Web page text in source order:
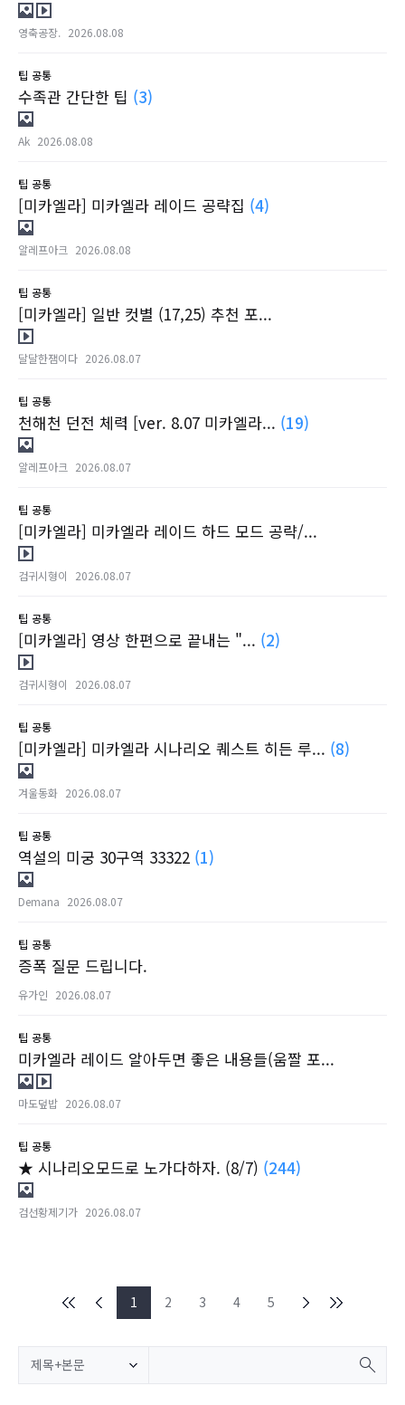
영축공장. 2026.08.08
팁 공통
수족관 간단한 팁 (3)
Ak 2026.08.08
팁 공통
[미카엘라] 미카엘라 레이드 공략집 (4)
알레프아크 2026.08.08
팁 공통
[미카엘라] 일반 컷별 (17,25) 추천 포...
달달한잼이다 2026.08.07
팁 공통
천해천 던전 체력 [ver. 8.07 미카엘라... (19)
알레프아크 2026.08.07
팁 공통
[미카엘라] 미카엘라 레이드 하드 모드 공략/...
검귀시형이 2026.08.07
팁 공통
[미카엘라] 영상 한편으로 끝내는 "... (2)
검귀시형이 2026.08.07
팁 공통
[미카엘라] 미카엘라 시나리오 퀘스트 히든 루... (8)
겨울동화 2026.08.07
팁 공통
역설의 미궁 30구역 33322 (1)
Demana 2026.08.07
팁 공통
증폭 질문 드립니다.
유가인 2026.08.07
팁 공통
미카엘라 레이드 알아두면 좋은 내용들(움짤 포...
마도덮밥 2026.08.07
팁 공통
★ 시나리오모드로 노가다하자. (8/7) (244)
검선황제기가 2026.08.07
1 2 3 4 5
제목+본문